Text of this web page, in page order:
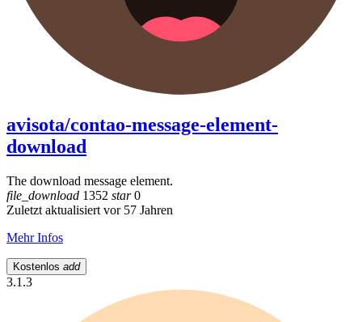
avisota/contao-message-element-
download
The download message element.
file_download 1352 star0
Zuletzt aktualisiert vor 57 Jahren
Mehr Infos
Kostenlos add
3.1.3